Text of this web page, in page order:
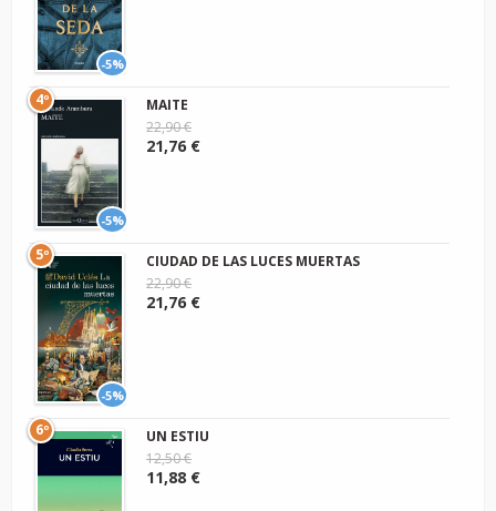
-5%
-5%
4º
MAITE
22,90 €
21,76 €
-5%
5º
CIUDAD DE LAS LUCES MUERTAS
22,90 €
21,76 €
6º
UN ESTIU
12,50 €
11,88 €